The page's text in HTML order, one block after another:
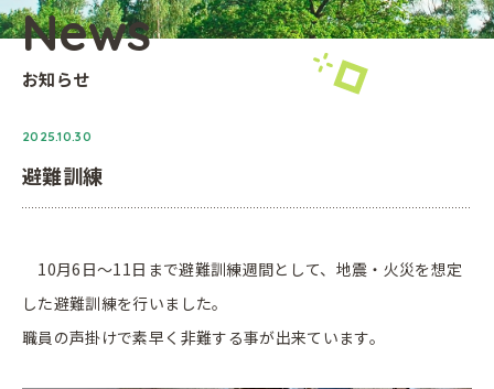
News
お知らせ
2025.10.30
避難訓練
10月6日～11日まで避難訓練週間として、地震・火災を想定
した避難訓練を行いました。
職員の声掛けで素早く非難する事が出来ています。